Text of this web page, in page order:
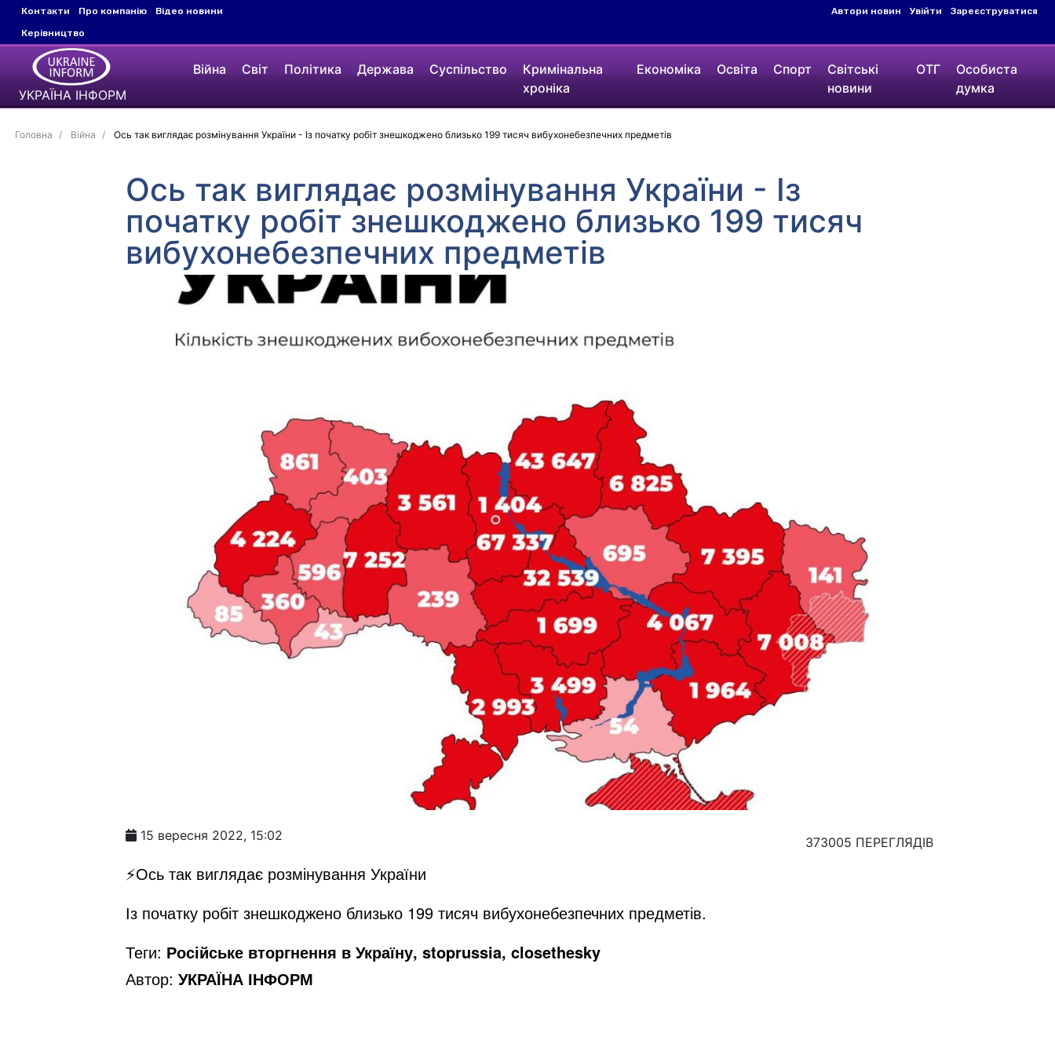
Контакти Про компанію
Відео новини
Керівництво
Автори новин Увійти Зареєструватися
УКРАЇНА ІНФОРМ
Війна Світ Політика Держава Суспільство
Кримінальна
хроніка
Економіка Освіта Спорт
Світські
новини
ОТГ
Особиста
думка
Головна Війна Ось так виглядає розмінування України - Із початку робіт знешкоджено близько 199 тисяч вибухонебезпечних предметів
Ось так виглядає розмінування України - Із
початку робіт знешкоджено близько 199 тисяч
вибухонебезпечних предметів
15 вересня 2022, 15:02 373005 ПЕРЕГЛЯДІВ
⚡️Ось так виглядає розмінування України
Із початку робіт знешкоджено близько 199 тисяч вибухонебезпечних предметів.
Теги: Російське вторгнення в Україну, stoprussia, closethesky
Автор: УКРАЇНА ІНФОРМ